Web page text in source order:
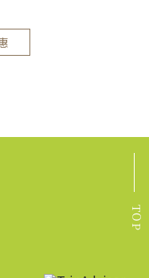
TOP